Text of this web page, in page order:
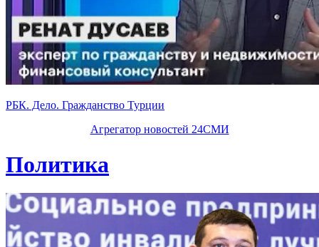
РБК. Дело. Гражданство Турции
Агрегатор новостей 24СМИ
Политика